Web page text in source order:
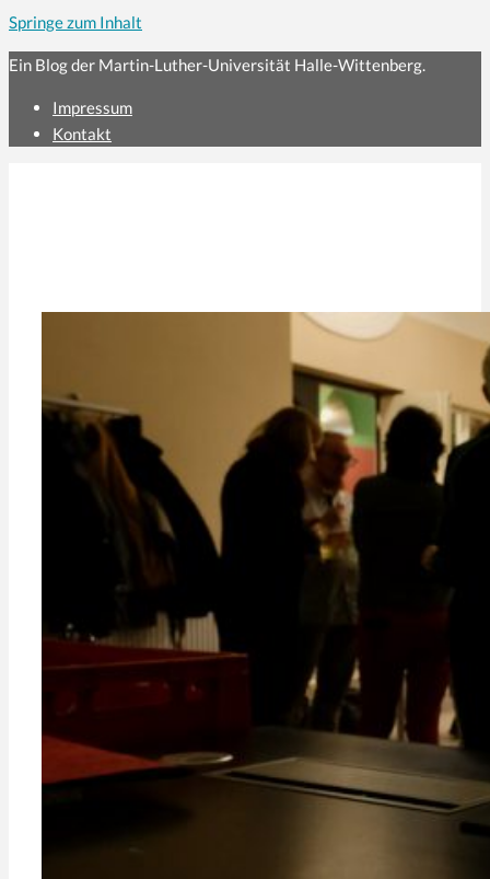
Springe zum Inhalt
Ein Blog der Martin-Luther-Universität Halle-Wittenberg.
Impressum
Kontakt